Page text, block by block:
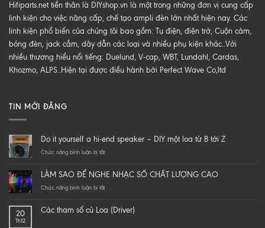
Hifiparts.net tiền thân là DIYshop.vn là một trong những đơn vị cung cấp
linh kiện cho việc nâng cấp, chế tạo ampli đèn lớn nhất hiện nay. Các
linh kiện phổ biến của chúng tôi bao gồm: Tụ điện, điện trở, Cuộn cảm,
bóng đèn, jack cắm, dây dẫn các loại và nhiều phụ kiện khác..Với
nhiều thương hiểu nổi tiếng: Duelund, V-cap, WBT, Lundahl, Cardas,
Khozmo, ALPS..Hiện tại được điều hành bởi Perfect Wave Co,ltd
TIN MỚI ĐĂNG
Do it yourself a hi-end speaker – DIY một loa từ B tới Z
Chức năng bình luận bị tắtở
yourself
a
speaker
LÀM SAO ĐỂ NGHE NHẠC SỐ CHẤT LƯỢNG CAO
Chức năng bình luận bị tắtở
ĐỂ
20
Th12
Các tham số củ Loa (Driver)